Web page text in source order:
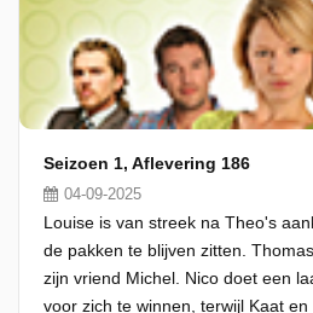
Seizoen 1, Aflevering 186
04-09-2025
Louise is van streek na Theo's
de pakken te blijven zitten.
zijn vriend Michel. Nico doet een
voor zich te winnen, terwijl Kaat